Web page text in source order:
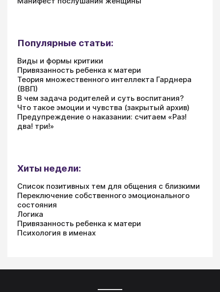
Популярные статьи:
Виды и формы критики
Привязанность ребенка к матери
Теория множественного интеллекта Гарднера
(ВВП)
В чем задача родителей и суть воспитания?
Что такое эмоции и чувства (закрытый архив)
Предупреждение о наказании: считаем «Раз!
два! три!»
Хиты недели:
Список позитивных тем для общения с близкими
Переключение собственного эмоционального
состояния
Логика
Привязанность ребенка к матери
Психология в именах